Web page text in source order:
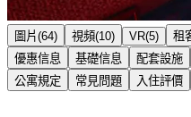
圖片(64) 視頻(10) VR(5)
租
優惠信息
基礎信息 配套設施
公寓規定
常見問題 入住評價